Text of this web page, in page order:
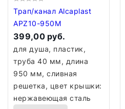
Трап/канал Alcaplast
APZ10-950M
399,00 руб.
для душа, пластик,
труба 40 мм, длина
950 мм, сливная
решетка, цвет крышки:
нержавеющая сталь